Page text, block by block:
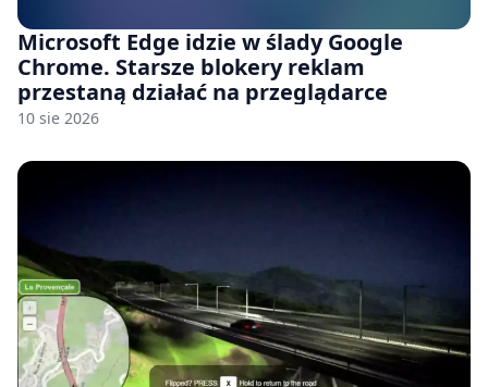
Microsoft Edge idzie w ślady Google
Chrome. Starsze blokery reklam
przestaną działać na przeglądarce
10 sie 2026